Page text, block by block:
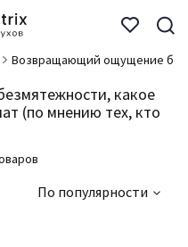
Возвращающий ощущение
какое
(по мнению тех, кто
По популярности